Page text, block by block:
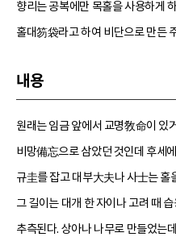
향리는 공복에만 목홀을 사용하게
홀대笏袋라고 하여 비단으로 만든
내용
원래는 임금 앞에서 교명敎命이 있
비망備忘으로 삼았던 것인데 후세
규圭를 잡고 대부大夫나 사士는 홀
그 길이는 대개 한 자이나 고려 때
추측된다. 상아나 나무로 만들었는